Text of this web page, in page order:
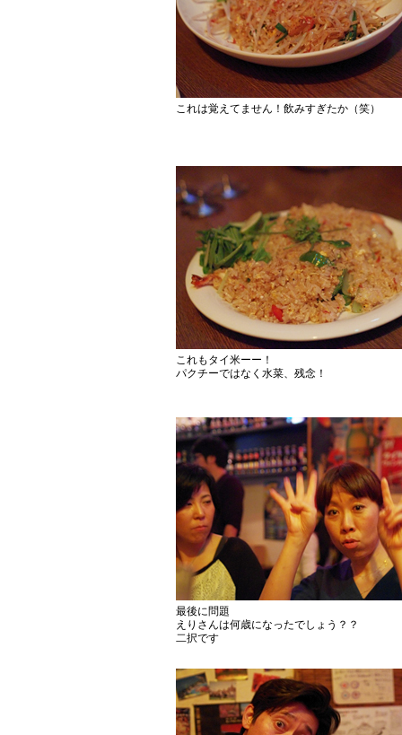
これは覚えてません！飲みすぎたか（笑）
これもタイ米ーー！
パクチーではなく水菜、残念！
最後に問題
えりさんは何歳になったでしょう？？
二択です